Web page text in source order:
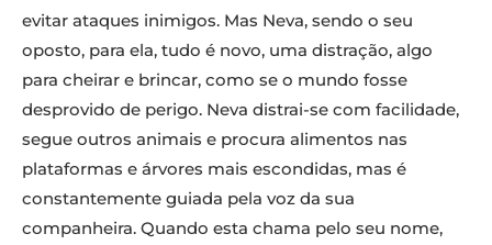
evitar ataques inimigos. Mas Neva, sendo o seu
oposto, para ela, tudo é novo, uma distração, algo
para cheirar e brincar, como se o mundo fosse
desprovido de perigo. Neva distrai-se com facilidade,
segue outros animais e procura alimentos nas
plataformas e árvores mais escondidas, mas é
constantemente guiada pela voz da sua
companheira. Quando esta chama pelo seu nome,